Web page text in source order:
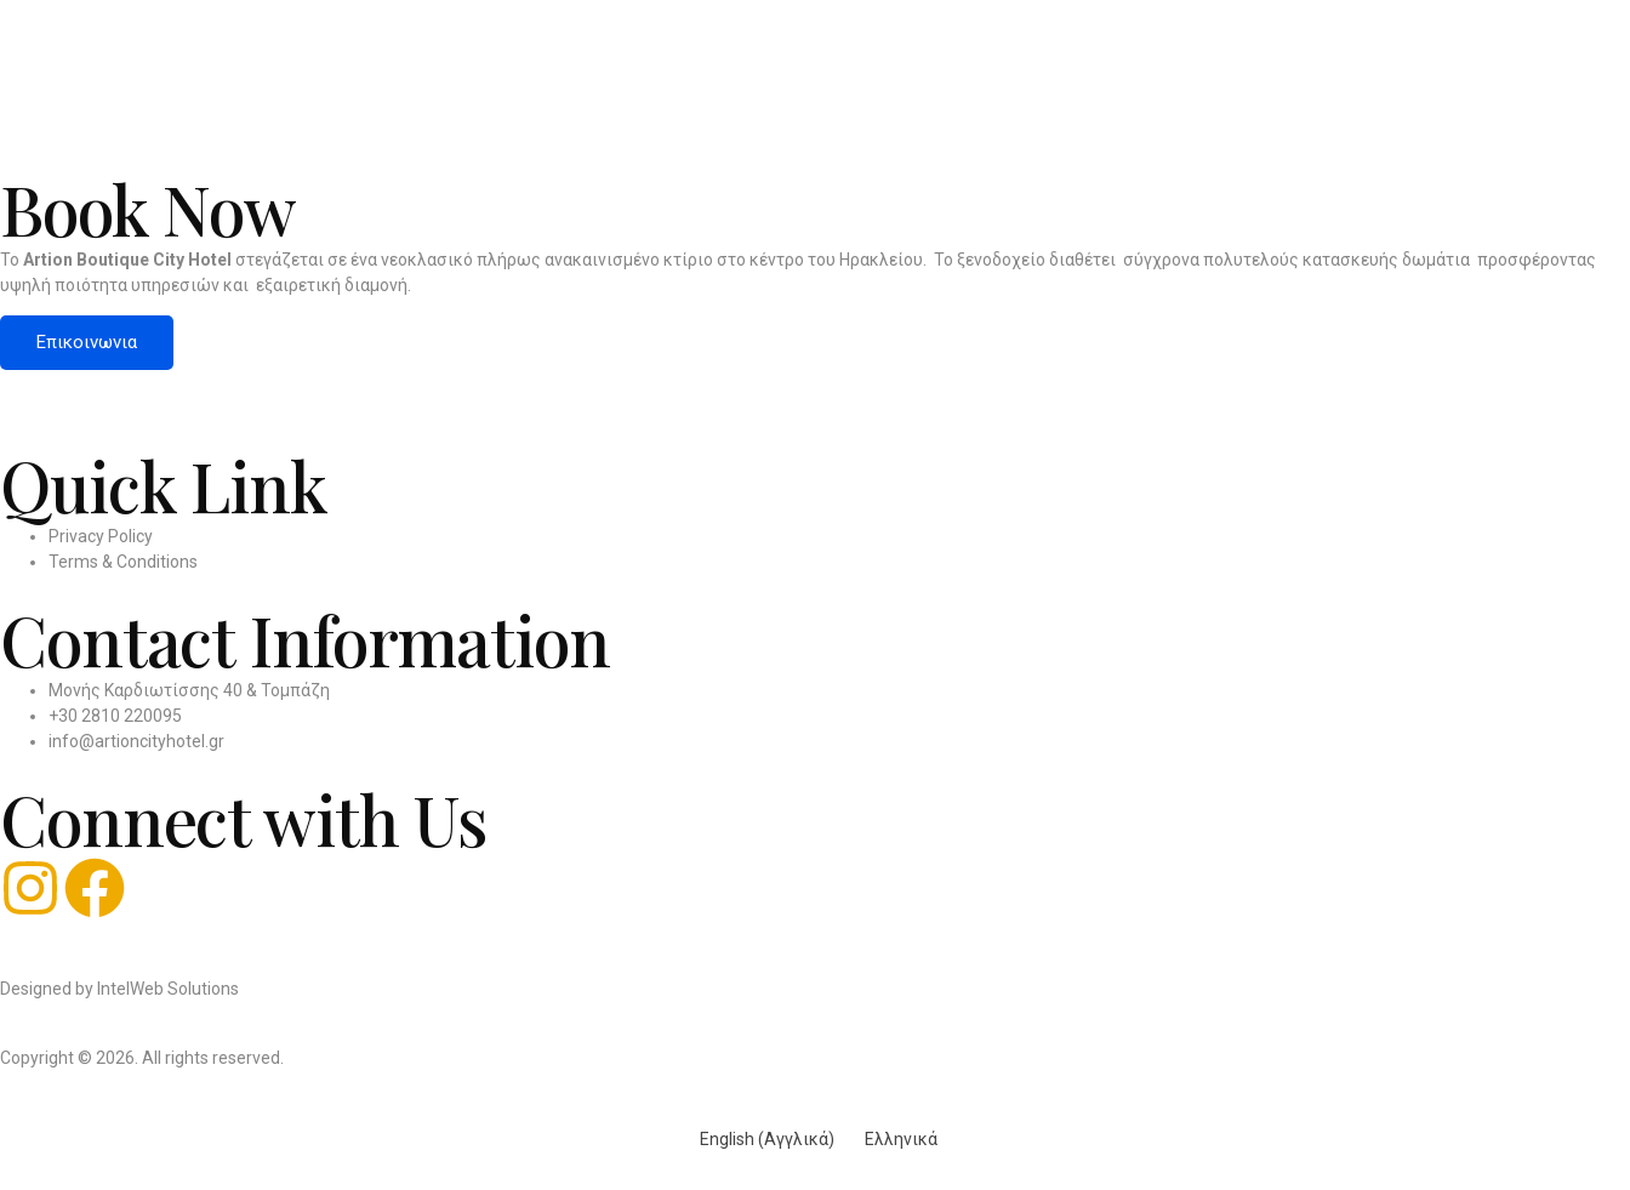
Book Now
To Artion Boutique City Hotel στεγάζεται σε ένα νεοκλασικό πλήρως ανακαινισμένο κτίριο στο κέντρο του Ηρακλείου. Το ξενοδοχείο διαθέτει σύγχρονα πολυτελούς κατασκευής δωμάτια προσφέροντας
υψηλή ποιότητα υπηρεσιών και εξαιρετική διαμονή.
Επικοινωνια
Quick Link
Privacy Policy
Terms & Conditions
Contact Information
Μονής Καρδιωτίσσης 40 & Τομπάζη
+30 2810 220095
info@artioncityhotel.gr
Connect with Us
Designed by IntelWeb Solutions
Copyright © 2026. All rights reserved.
English (Αγγλικά) Ελληνικά